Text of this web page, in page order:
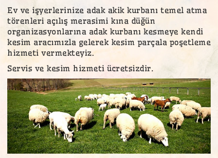
Ev ve işyerlerinize adak akik kurbanı temel atma
törenleri açılış merasimi kına düğün
organizasyonlarına adak kurbanı kesmeye kendi
kesim aracımızla gelerek kesim parçala poşetleme
hizmeti vermekteyiz.
Servis ve kesim hizmeti ücretsizdir.